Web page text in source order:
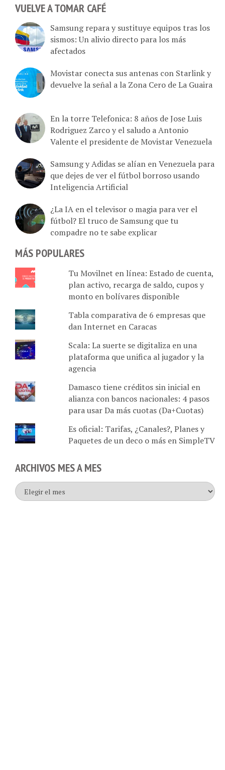
VUELVE A TOMAR CAFÉ
Samsung repara y sustituye equipos tras los
sismos: Un alivio directo para los más
afectados
Movistar conecta sus antenas con Starlink y
devuelve la señal a la Zona Cero de La Guaira
En la torre Telefonica: 8 años de Jose Luis
Rodriguez Zarco y el saludo a Antonio
Valente el presidente de Movistar Venezuela
Samsung y Adidas se alían en Venezuela para
que dejes de ver el fútbol borroso usando
Inteligencia Artificial
¿La IA en el televisor o magia para ver el
fútbol? El truco de Samsung que tu
compadre no te sabe explicar
MÁS POPULARES
Tu Movilnet en línea: Estado de cuenta,
plan activo, recarga de saldo, cupos y
monto en bolívares disponible
Tabla comparativa de 6 empresas que
dan Internet en Caracas
Scala: La suerte se digitaliza en una
plataforma que unifica al jugador y la
agencia
Damasco tiene créditos sin inicial en
alianza con bancos nacionales: 4 pasos
para usar Da más cuotas (Da+Cuotas)
Es oficial: Tarifas, ¿Canales?, Planes y
Paquetes de un deco o más en SimpleTV
ARCHIVOS MES A MES
Archivos
mes